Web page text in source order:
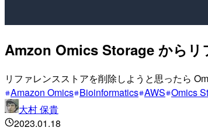
Amzon Omics Storage からリ
リファレンスストアを削除しようと思ったら
Amazon Omics Bioinformatics AWS Omics
大村 保貴
2023.01.18